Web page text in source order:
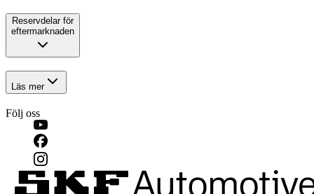
Reservdelar för
eftermarknaden
Läs mer
Följ oss